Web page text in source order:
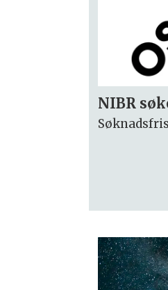
Rektor